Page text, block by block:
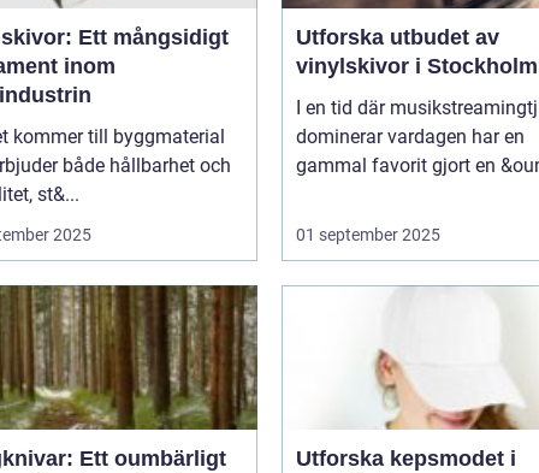
Ett mångsidigt
inom
kommer till byggmaterial
både hållbarhet och
st&...
2025
Utforska utbudet av
vinylskivor i Stockholm
I en tid där
dominerar vardagen har en
gammal favorit gjort en
01 september 2025
Ett oumbärligt
Utforska kepsmodet i